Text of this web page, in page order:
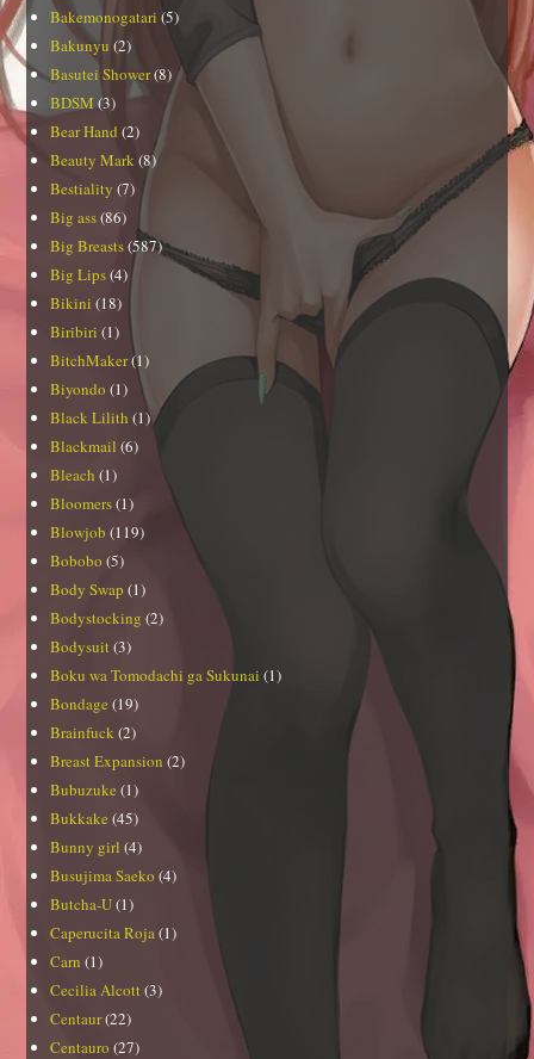
Bakemonogatari (5)
Bakunyu (2)
Basutei Shower(8)
BDSM (3)
Bear Hand (2)
Beauty Mark (8)
Bestiality (7)
Big ass(86)
Big Breasts(587)
Big Lips(4)
Bikini (18)
Biribiri (1)
BitchMaker(1)
Biyondo (1)
Black Lilith (1)
Blackmail (6)
Bleach (1)
Bloomers(1)
Blowjob (119)
Bobobo (5)
Body Swap (1)
Bodystocking (2)
Bodysuit (3)
Boku wa Tomodachi ga Sukunai (1)
Bondage (19)
Brainfuck (2)
Breast Expansion (2)
Bubuzuke (1)
Bukkake (45)
Bunny girl (4)
Busujima Saeko (4)
Butcha-U(1)
Caperucita Roja (1)
Carn (1)
Cecilia Alcott (3)
Centaur(22)
Centauro (27)